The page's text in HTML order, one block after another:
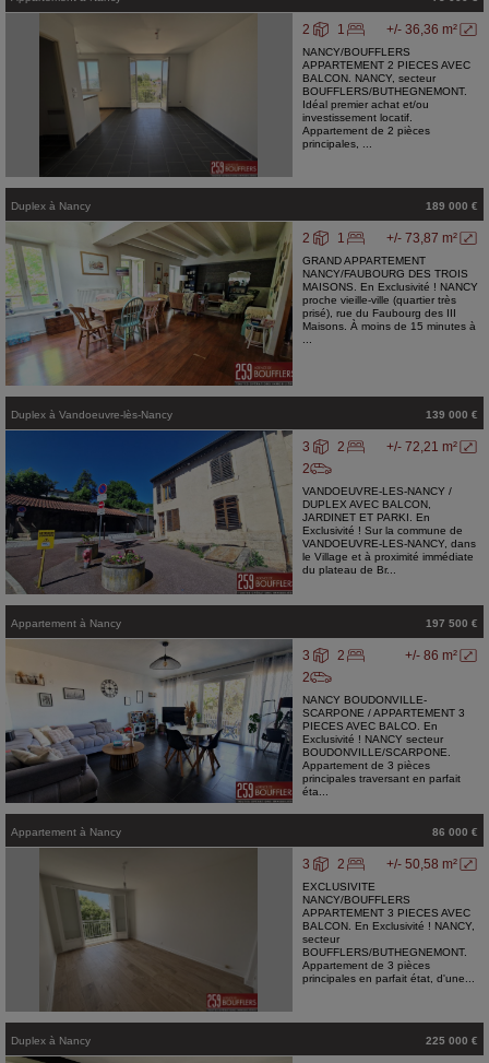
+/- 36,36 m²
2 1
NANCY/BOUFFLERS
APPARTEMENT 2 PIECES AVEC
BALCON. NANCY, secteur
BOUFFLERS/BUTHEGNEMONT.
Idéal premier achat et/ou
investissement locatif.
Appartement de 2 pièces
principales, ...
Duplex à Nancy 189 000 €
+/- 73,87 m²
2 1
GRAND APPARTEMENT
NANCY/FAUBOURG DES TROIS
MAISONS. En Exclusivité ! NANCY
proche vieille-ville (quartier très
prisé), rue du Faubourg des III
Maisons. À moins de 15 minutes à
Duplex à Vandoeuvre-lès-Nancy 139 000 €
+/- 72,21 m²
3
2
2
VANDOEUVRE-LES-NANCY /
DUPLEX AVEC BALCON,
JARDINET ET PARKI. En
Exclusivité ! Sur la commune de
VANDOEUVRE-LES-NANCY, dans
le Village et à proximité immédiate
du plateau de Br...
Appartement à Nancy 197 500 €
+/- 86 m²
3
2
2
NANCY BOUDONVILLE-
SCARPONE / APPARTEMENT 3
PIECES AVEC BALCO. En
Exclusivité ! NANCY secteur
BOUDONVILLE/SCARPONE.
Appartement de 3 pièces
principales traversant en parfait
éta...
Appartement à Nancy 86 000 €
+/- 50,58 m²
3 2
EXCLUSIVITE
NANCY/BOUFFLERS
APPARTEMENT 3 PIECES AVEC
BALCON. En Exclusivité ! NANCY,
secteur
BOUFFLERS/BUTHEGNEMONT.
Appartement de 3 pièces
principales en parfait état, d'une...
Duplex à Nancy 225 000 €